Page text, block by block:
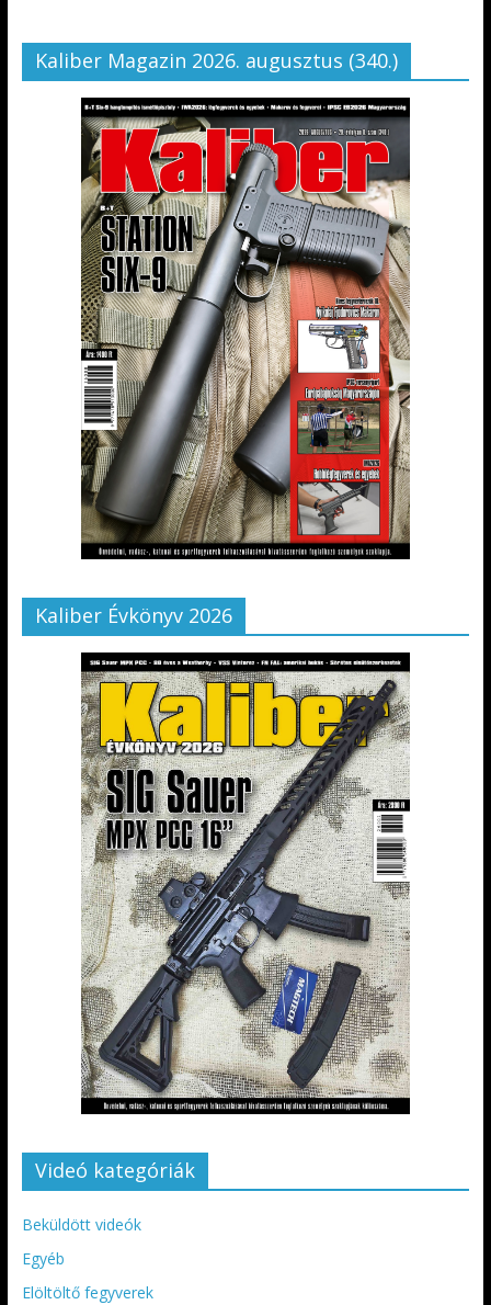
Kaliber Magazin 2026. augusztus (340.)
Kaliber Évkönyv 2026
Videó kategóriák
Beküldött videók
Egyéb
Elöltöltő fegyverek